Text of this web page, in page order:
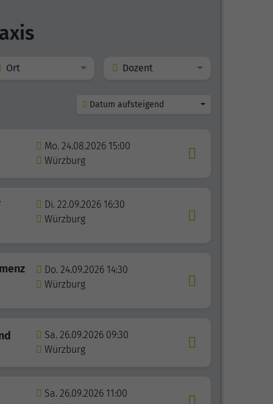
Ort Dozent
Datum aufsteigend
Mo. 24.08.2026 15:00
Würzburg
Di. 22.09.2026 16:30
Würzburg
Do. 24.09.2026 14:30
Würzburg
Sa. 26.09.2026 09:30
Würzburg
Sa. 26.09.2026 11:00